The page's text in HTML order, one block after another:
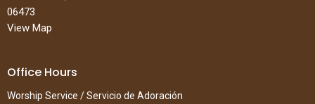
06473
View Map
Office Hours
Worship Service / Servicio de Adoración